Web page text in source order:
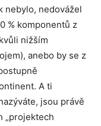
nebylo, nedovážel
% komponentů z
nižším
anebo by se z
A ti
jsou právě
„projektech